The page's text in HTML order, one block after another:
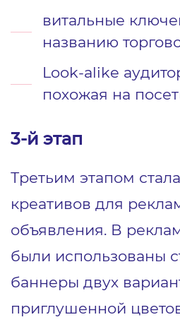
витальные
названию
Look-alike
похожая на
3-й этап
Третьим этапом
креативов для
объявления. В
были использованы
баннеры двух
приглушенной